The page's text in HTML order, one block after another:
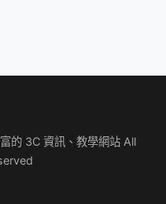
的 3C 資訊、教學網站 All